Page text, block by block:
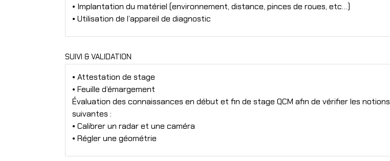
• Implantation du matériel (environnement, distance, pinces de roues, etc…)
• Utilisation de l’appareil de diagnostic
SUIVI & VALIDATION
• Attestation de stage
• Feuille d’émargement
Évaluation des connaissances en début et fin de stage QCM afin de vérifier les notions
suivantes :
• Calibrer un radar et une caméra
• Régler une géométrie